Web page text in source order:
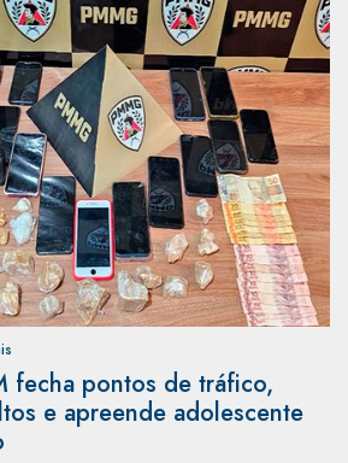
fecha pontos de tráfico,
e apreende adolescente